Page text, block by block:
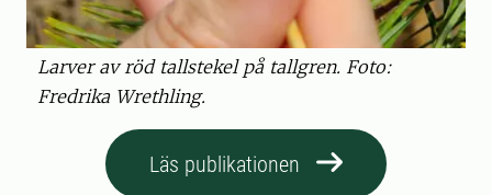
Larver av röd tallstekel på tallgren. Foto:
Fredrika Wrethling.
Läs publikationen